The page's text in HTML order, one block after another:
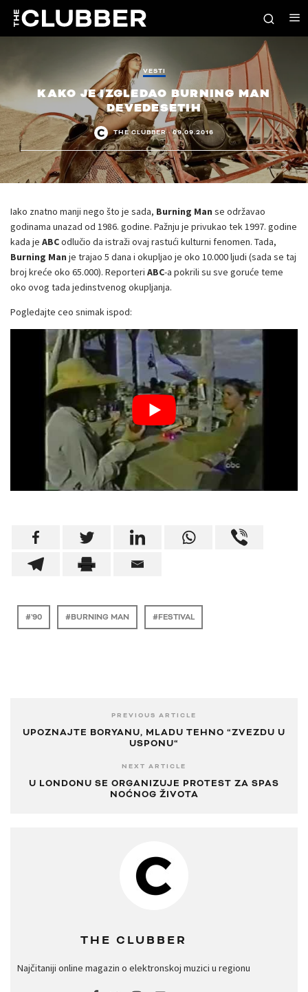
VESTI
KAKO JE IZGLEDAO BURNING MAN
DEVEDESETIH
THE CLUBBER · 09.09.2016
Iako znatno manji nego što je sada, Burning Man se održavao
godinama unazad od 1986. godine. Pažnju je privukao tek 1997. godine
kada je ABCodlučio da istraži ovaj rastući kulturni fenomen. Tada,
Burning Man je trajao 5 dana i okupljao je oko 10.000 ljudi (sada se taj
broj kreće oko 65.000). Reporteri ABC-a pokrili su sve goruće teme
oko ovog tada jedinstvenog okupljanja.
Pogledajte ceo snimak ispod:
'90 BURNING MAN FESTIVAL
PREVIOUS ARTICLE
UPOZNAJTE BORYANU, MLADU TEHNO “ZVEZDU U
USPONU“
NEXT ARTICLE
U LONDONU SE ORGANIZUJE PROTEST ZA SPAS
NOĆNOG ŽIVOTA
THE CLUBBER
Najčitaniji online magazin o elektronskoj muzici u regionu